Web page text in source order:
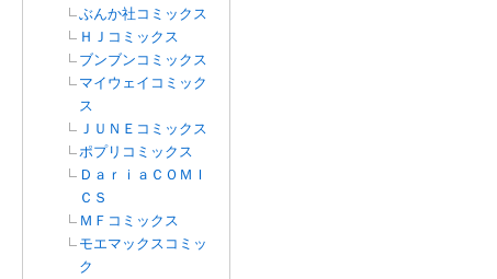
ぶんか社コミックス
ＨＪコミックス
ブンブンコミックス
マイウェイコミック
ス
ＪＵＮＥコミックス
ポプリコミックス
ＤａｒｉａＣＯＭＩ
ＣＳ
ＭＦコミックス
モエマックスコミッ
ク